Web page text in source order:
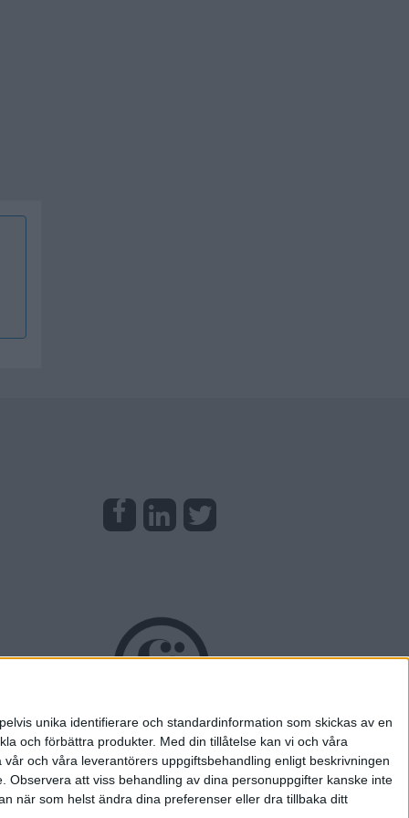
unika identifierare och standardinformation som skickas av en
och förbättra produkter. Med din tillåtelse kan vi och våra
och våra leverantörers uppgiftsbehandling enligt beskrivningen
Observera att viss behandling av dina personuppgifter kanske inte
när som helst ändra dina preferenser eller dra tillbaka ditt